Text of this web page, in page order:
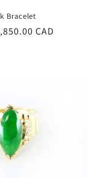
Bracelet
CAD